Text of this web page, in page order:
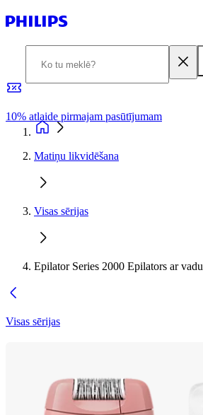
10% atlaide pirmajam pasūtījumam
Matiņu likvidēšana
Visas sērijas
Epilator Series 2000 Epilators ar vadu
Visas sērijas